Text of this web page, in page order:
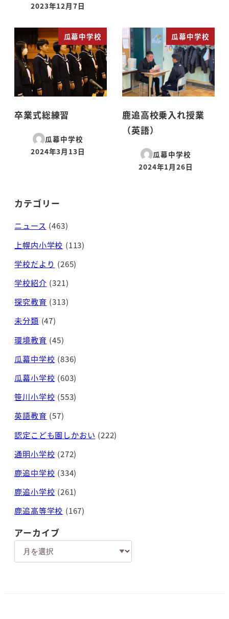
投稿日
2023年12月7日
瓜幕中学校
卒業式総練習
瓜幕中学校
投稿日
2024年3月13日
瓜幕中学校
鹿追高校乗入れ授業
（英語）
瓜幕中学校
投稿日
2024年1月26日
カテゴリー
ニュース (463)
上幌内小学校 (113)
学校だより (265)
学校紹介 (321)
探究教育 (313)
未分類 (47)
環境教育 (45)
瓜幕中学校 (836)
瓜幕小学校 (603)
笹川小学校 (553)
英語教育 (57)
認定こども園しかおい (222)
通明小学校 (272)
鹿追中学校 (334)
鹿追小学校 (261)
鹿追高等学校 (167)
アーカイブ